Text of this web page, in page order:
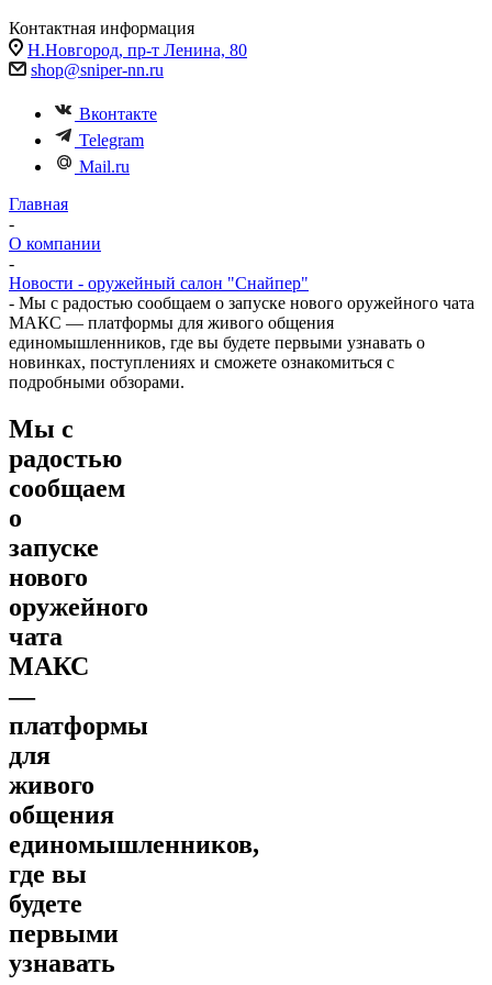
Контактная информация
Н.Новгород, пр-т Ленина, 80
shop@sniper-nn.ru
Вконтакте
Telegram
Mail.ru
Главная
-
О компании
-
Новости - оружейный салон "Снайпер"
- Мы с радостью сообщаем о запуске нового оружейного чата
МАКС — платформы для живого общения
единомышленников, где вы будете первыми узнавать о
новинках, поступлениях и сможете ознакомиться с
подробными обзорами.
Мы с
радостью
сообщаем
о
запуске
нового
оружейного
чата
МАКС
—
платформы
для
живого
общения
единомышленников,
где вы
будете
первыми
узнавать